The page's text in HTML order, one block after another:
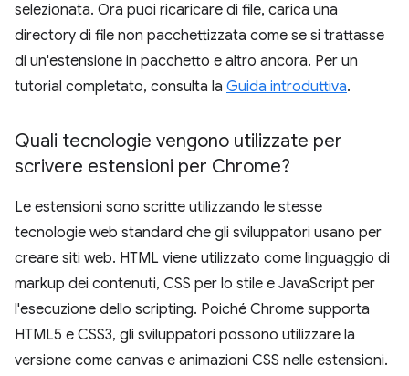
selezionata. Ora puoi ricaricare di file, carica una
directory di file non pacchettizzata come se si trattasse
di un'estensione in pacchetto e altro ancora. Per un
tutorial completato, consulta la Guida introduttiva.
Quali tecnologie vengono utilizzate per
scrivere estensioni per Chrome?
Le estensioni sono scritte utilizzando le stesse
tecnologie web standard che gli sviluppatori usano per
creare siti web. HTML viene utilizzato come linguaggio di
markup dei contenuti, CSS per lo stile e JavaScript per
l'esecuzione dello scripting. Poiché Chrome supporta
HTML5 e CSS3, gli sviluppatori possono utilizzare la
versione come canvas e animazioni CSS nelle estensioni.